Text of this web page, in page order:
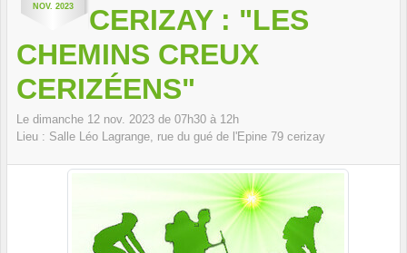
NOV. 2023
CERIZAY : "LES
CHEMINS CREUX
CERIZÉENS"
Le dimanche 12 nov. 2023 de 07h30 à 12h
Lieu : Salle Léo Lagrange, rue du gué de l'Epine 79 cerizay